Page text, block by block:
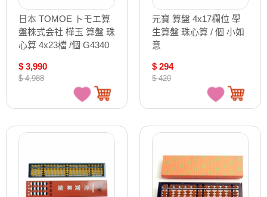
日本 TOMOE トモエ算
盤株式会社 樺玉 算盤 珠
心算 4x23檔 /個 G4340
$ 3,990
$ 4,988
元寶 算盤 4x17欄位 學
生算盤 珠心算 / 個 小如
意
$ 294
$ 420